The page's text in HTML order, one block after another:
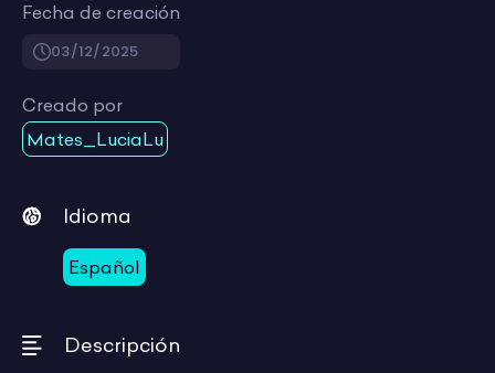
Fecha de creación
03/12/2025
Creado por
Mates_LuciaLu
Idioma
Español
Descripción